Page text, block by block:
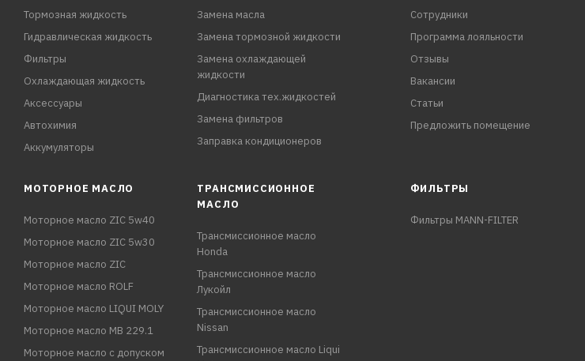
Тормозная жидкость
Гидравлическая жидкость
Фильтры
Охлаждающая жидкость
Аксессуары
Автохимия
Аккумуляторы
Замена масла
Замена тормозной жидкости
Замена охлаждающей
жидкости
Диагностика тех.жидкостей
Замена фильтров
Заправка кондиционеров
Сотрудники
Программа лояльности
Отзывы
Вакансии
Статьи
Предложить помещение
МОТОРНОЕ МАСЛО
Моторное масло ZIC 5w40
Моторное масло ZIC 5w30
Моторное масло ZIC
Моторное масло ROLF
Моторное масло LIQUI MOLY
Моторное масло MB 229.1
Моторное масло с допуском
ТРАНСМИССИОННОЕ
МАСЛО
Трансмиссионное масло
Honda
Трансмиссионное масло
Лукойл
Трансмиссионное масло
Nissan
Трансмиссионное масло Liqui
ФИЛЬТРЫ
Фильтры MANN-FILTER